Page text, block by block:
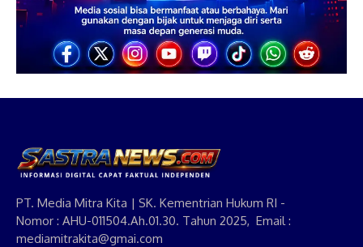
PT. Media Mitra Kita | SK. Kementrian Hukum RI -
Nomor : AHU-011504.Ah.01.30. Tahun 2025, Email :
mediamitrakita@gmai.com